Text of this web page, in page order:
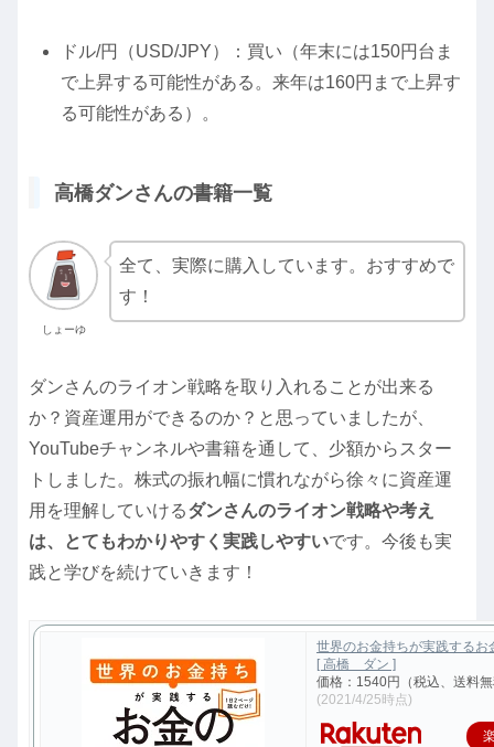
ドル/円（USD/JPY）：買い（年末には150円台ま
で上昇する可能性がある。来年は160円まで上昇す
る可能性がある）。
高橋ダンさんの書籍一覧
しょーゆ
全て、実際に購入しています。おすすめで
す！
ダンさんのライオン戦略を取り入れることが出来る
か？資産運用ができるのか？と思っていましたが、
YouTubeチャンネルや書籍を通して、少額からスター
トしました。株式の振れ幅に慣れながら徐々に資産運
用を理解していけるダンさんのライオン戦略や考え
は、とてもわかりやすく実践しやすいです。今後も実
践と学びを続けていきます！
世界のお金持ちが実践するお
[ 高橋 ダン ]
価格：1540円（税込、送料
(2021/4/25時点)